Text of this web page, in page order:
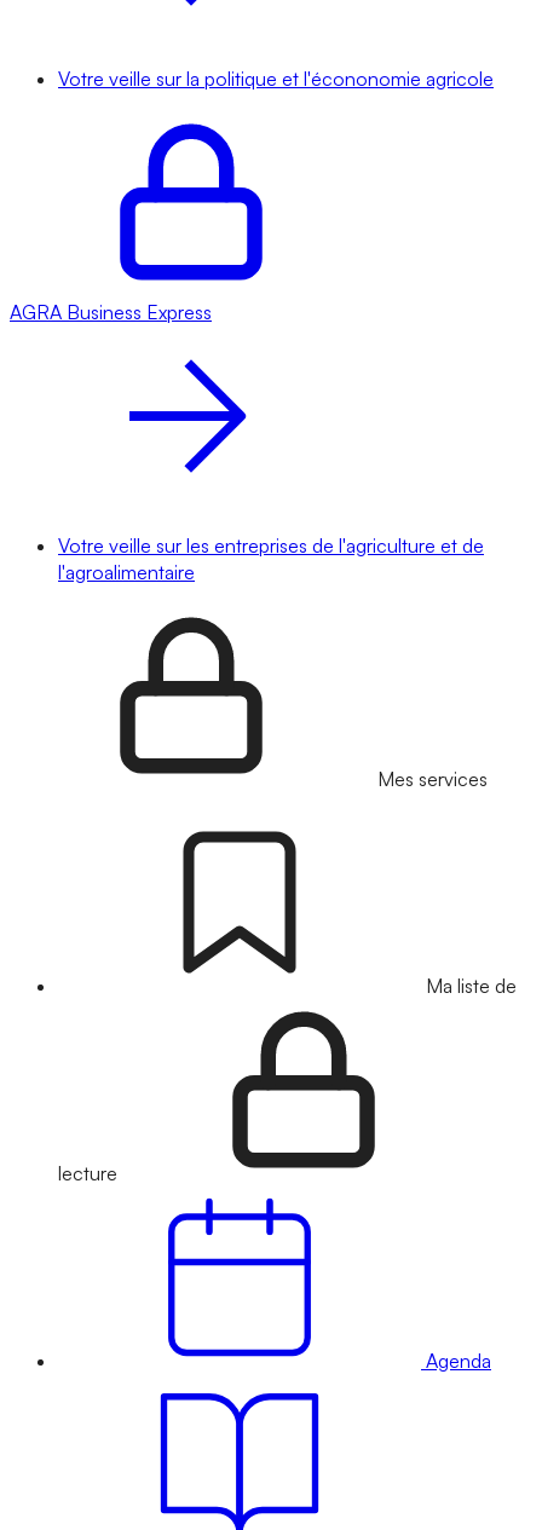
Votre veille sur la politique et l'écononomie agricole
AGRA Business Express
Votre veille sur les entreprises de l'agriculture et de
l'agroalimentaire
Mes services
Ma liste de
lecture
Agenda